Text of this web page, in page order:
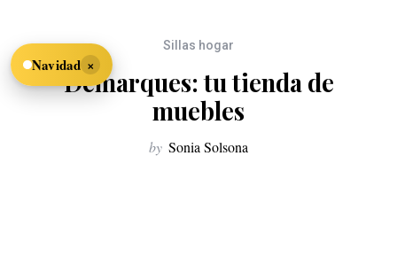
Sillas hogar
Demarques: tu tienda de
muebles
by Sonia Solsona
Navidad ×